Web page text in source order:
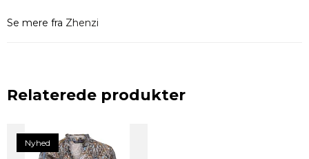
Se mere fra Zhenzi
Relaterede produkter
Nyhed